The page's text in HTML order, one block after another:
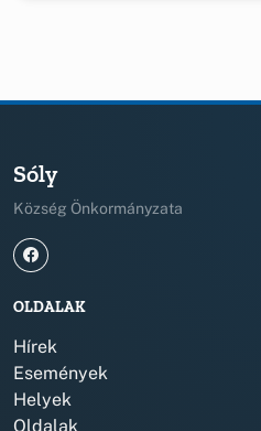
Sóly
Község Önkormányzata
OLDALAK
Hírek
Események
Helyek
Oldalak